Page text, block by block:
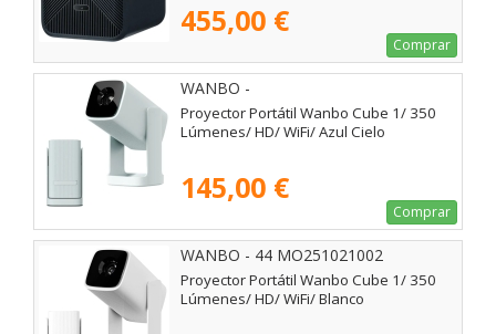
455,00 €
Comprar
WANBO -
Proyector Portátil Wanbo Cube 1/ 350
Lúmenes/ HD/ WiFi/ Azul Cielo
145,00 €
Comprar
WANBO - 44 MO251021002
Proyector Portátil Wanbo Cube 1/ 350
Lúmenes/ HD/ WiFi/ Blanco